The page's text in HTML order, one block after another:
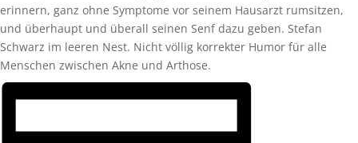
erinnern, ganz ohne Symptome vor seinem Hausarzt rumsitzen,
und überhaupt und überall seinen Senf dazu geben. Stefan
Schwarz im leeren Nest. Nicht völlig korrekter Humor für alle
Menschen zwischen Akne und Arthose.